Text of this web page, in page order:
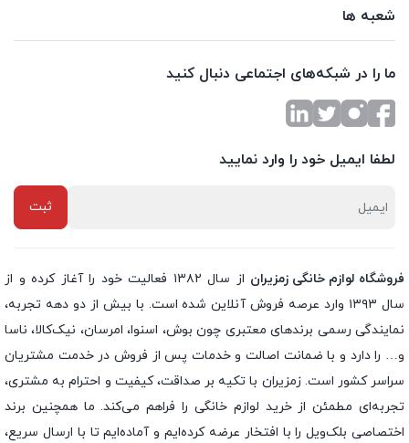
شعبه ها
ما را در شبکه‌های اجتماعی دنبال کنید
لطفا ایمیل خود را وارد نمایید
فروشگاه لوازم خانگی زمزیران
از سال ۱۳۸۲ فعالیت خود را آغاز کرده و از
سال ۱۳۹۳ وارد عرصه فروش آنلاین شده است. با بیش از دو دهه تجربه،
نمایندگی رسمی برندهای معتبری چون بوش، اسنوا، امرسان، نیک‌کالا، ناسا
و… را دارد و با ضمانت اصالت و خدمات پس از فروش در خدمت مشتریان
سراسر کشور است. زمزیران با تکیه بر صداقت، کیفیت و احترام به مشتری،
تجربه‌ای مطمئن از خرید لوازم خانگی را فراهم می‌کند. ما همچنین برند
اختصاصی بلک‌ویل را با افتخار عرضه کرده‌ایم و آماده‌ایم تا با ارسال سریع،